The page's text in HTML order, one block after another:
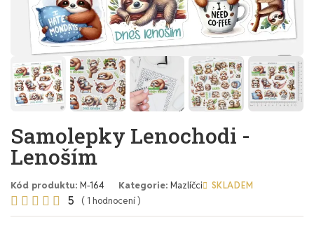
Samolepky Lenochodi -
Lenoším
Kód produktu M-164 Kategorie Mazlíčci SKLADEM
     5 ( 1 hodnocení )